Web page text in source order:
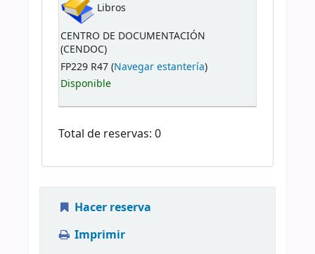
Libros
CENTRO DE DOCUMENTACIÓN
(CENDOC)
FP229 R47 (Navegar estantería)
Disponible
Total de reservas: 0
Hacer reserva
Imprimir